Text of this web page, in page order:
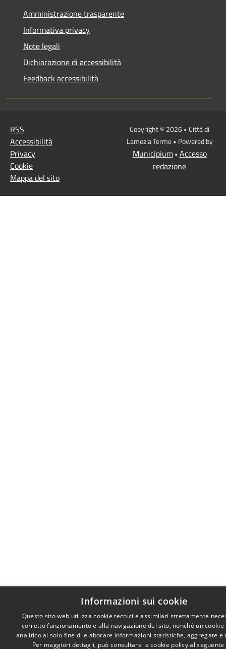
Amministrazione trasparente
Informativa privacy
Note legali
Dichiarazione di accessibilità
Feedback accessibilità
RSS
Accessibilità
Privacy
Cookie
Mappa del sito
Copyright © 2026 • Città di
Lamezia Terme • Powered by
Municipium• Accesso
redazione
Informazioni sui cookie
Questo sito web utilizza cookie tecnici e assimilati strettamente
corretto funzionamento e alla navigazione del sito, nonché un cookie
analitico al solo fine di elaborare informazioni statistiche, aggregate e
Per maggiori dettagli, può consultare la cookie policy al seguente